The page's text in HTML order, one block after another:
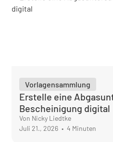
Vorlagensammlung
Erstelle eine
Bescheinigung digital
Von Nicky Liedtke
Juli 21., 2026 • 4 Minuten